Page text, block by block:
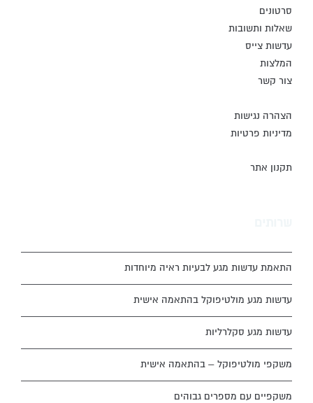
סרטונים
שאלות ותשובות
עדשות צייס
המלצות
צור קשר
הצהרה נגישות
מדיניות פרטיות
תקנון אתר
התאמת עדשות מגע לבעיות ראיה מיוחדות
עדשות מגע מולטיפוקל בהתאמה אישית
עדשות מגע סקלרליות
משקפי מולטיפוקל – בהתאמה אישית
משקפיים עם מספרים גבוהים